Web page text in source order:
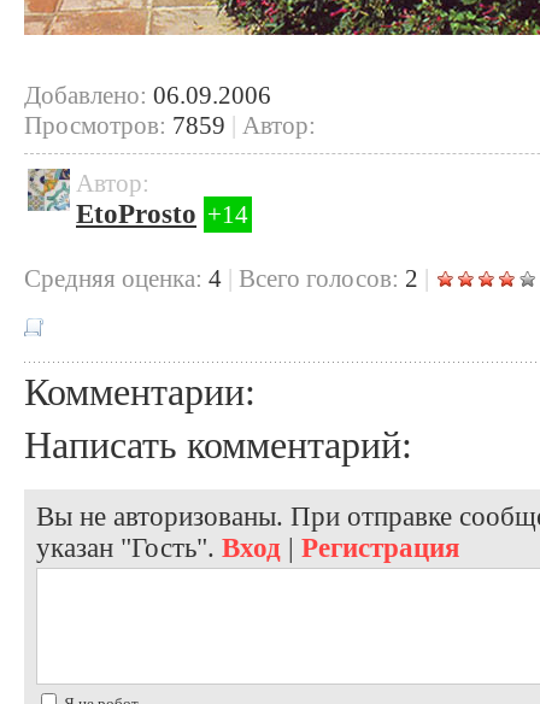
Добавлено: 06.09.2006
Просмотров: 7859 | Автор:
Автор:
EtoProsto +14
Cредняя оценка: 4 | Всего голосов: 2 |
Комментарии:
Написать комментарий:
Вы не авторизованы. При отправке
указан "Гость". Вход | Регистрация